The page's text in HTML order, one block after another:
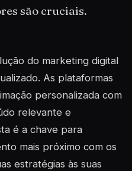
são cruciais.
do marketing digital
As plataformas
personalizada com
relevante e
é a chave para
mais próximo com os
estratégias às suas